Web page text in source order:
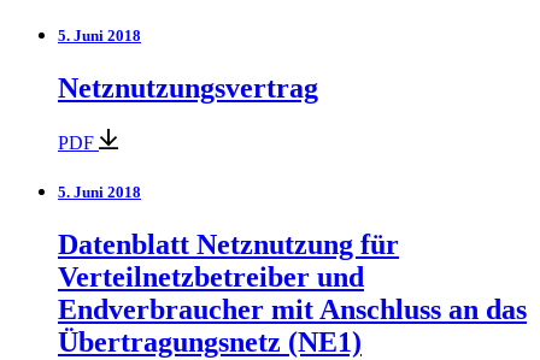
5. Juni 2018
Netznutzungsvertrag
PDF
5. Juni 2018
Datenblatt Netznutzung für
Verteilnetzbetreiber und
Endverbraucher mit Anschluss an das
Übertragungsnetz (NE1)